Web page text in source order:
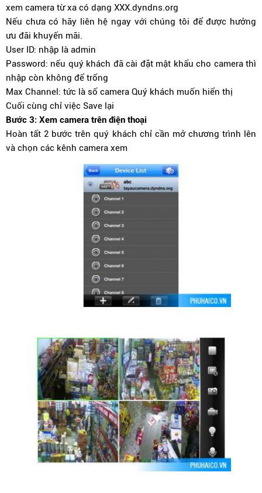
xem camera từ xa có dạng XXX.dyndns.org
Nếu chưa có hãy liên hệ ngay với chúng tôi để được hưởng
ưu đãi khuyến mãi.
User ID: nhập là admin
Password: nếu quý khách đã cài đặt mật khẩu cho camera thì
nhập còn không để trống
Max Channel: tức là số camera Quý khách muốn hiển thị
Cuối cùng chỉ việc Save lại
Bước 3: Xem camera trên điện thoại
Hoàn tất 2 bước trên quý khách chỉ cần mở chương trình lên
và chọn các kênh camera xem